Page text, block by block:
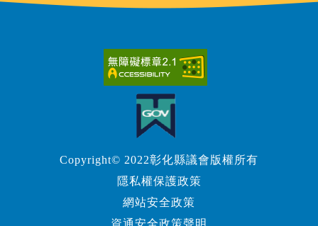
Copyright© 2022彰化縣議會版權所有
隱私權保護政策
網站安全政策
資通安全政策聲明